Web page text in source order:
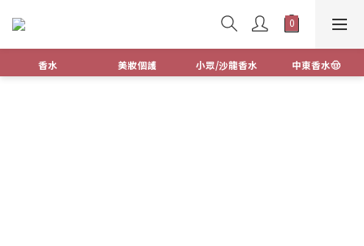
香水 美妝個護 小眾/沙龍香水 中東香水🤠